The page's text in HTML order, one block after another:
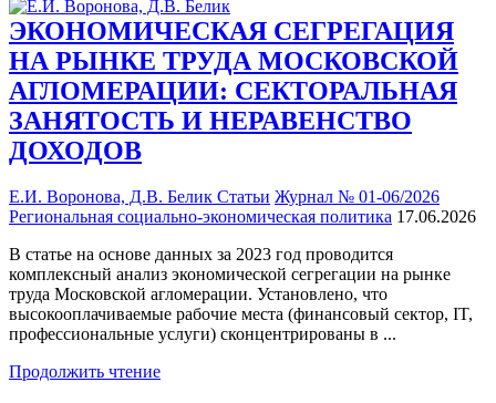
ЭКОНОМИЧЕСКАЯ СЕГРЕГАЦИЯ
НА РЫНКЕ ТРУДА МОСКОВСКОЙ
АГЛОМЕРАЦИИ: СЕКТОРАЛЬНАЯ
ЗАНЯТОСТЬ И НЕРАВЕНСТВО
ДОХОДОВ
Е.И. Воронова, Д.В. Белик Статьи Журнал № 01-06/2026
Региональная социально-экономическая политика 17.06.2026
В статье на основе данных за 2023 год проводится
комплексный анализ экономической сегрегации на рынке
труда Московской агломерации. Установлено, что
высокооплачиваемые рабочие места (финансовый сектор, IT,
профессиональные услуги) сконцентрированы в ...
Продолжить чтение